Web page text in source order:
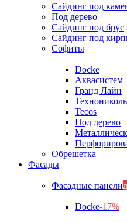
Сайдинг под
Под дерево
Сайдинг под брус
Сайдинг под
Софиты
Docke
Аквасистем
Гранд Лайн
Технониколь
Tecos
Под дерево
Обрешетка
Фасады
Фасадные панели
Docke-17%